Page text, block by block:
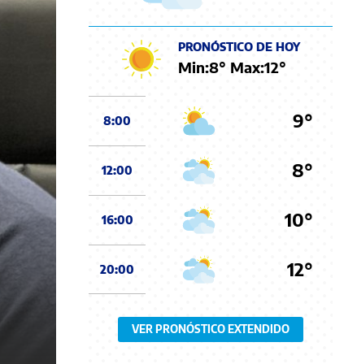
PRONÓSTICO DE HOY
Min:8° Max:12°
8:00 9°
12:00 8°
16:00 10°
20:00 12°
VER PRONÓSTICO EXTENDIDO